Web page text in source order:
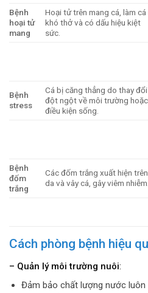
Bệnh
hoại tử
mang
Hoại tử trên mang cá, làm cá
khó thở và có dấu hiệu kiệt
sức.
Bệnh
stress
Cá bị căng thẳng do thay đổi
đột ngột về môi trường hoặc
điều kiện sống.
Bệnh
đốm
trắng
Các đốm trắng xuất hiện trên
da và vây cá, gây viêm nhiễm.
Cách phòng bệnh hiệu
– Quản lý môi trường nuôi:
Đảm bảo chất lượng nước